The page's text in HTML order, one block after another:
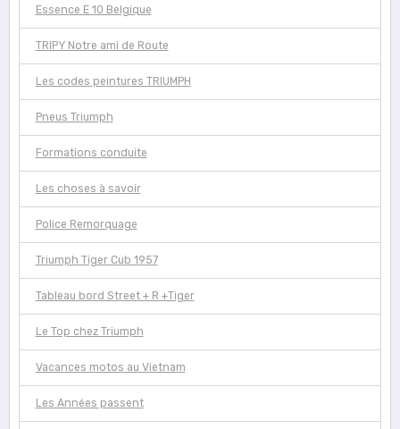
Essence E 10 Belgique
TRIPY Notre ami de Route
Les codes peintures TRIUMPH
Pneus Triumph
Formations conduite
Les choses à savoir
Police Remorquage
Triumph Tiger Cub 1957
Tableau bord Street + R +Tiger
Le Top chez Triumph
Vacances motos au Vietnam
Les Années passent